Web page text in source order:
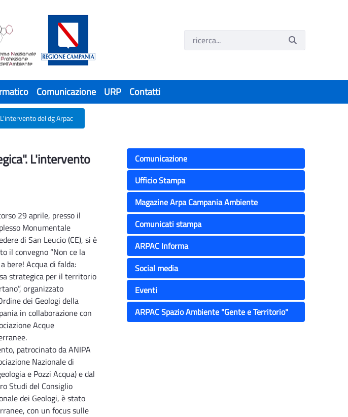
Comunicazione URP Contatti
del dg Arpac
L'intervento del dg Arpac
L'intervento
29 aprile, presso il
Monumentale
di San Leucio (CE), si è
il convegno “Non ce la
bere! Acqua di falda:
strategica per il territorio
organizzato
dei Geologi della
in collaborazione con
Acque
patrocinato da ANIPA
Nazionale di
e Pozzi Acqua) e dal
Studi del Consiglio
dei Geologi, è stato
con un focus sulle
Comunicazione
Ufficio Stampa
Magazine Arpa Campania Ambiente
Comunicati stampa
ARPAC Informa
Social media
Eventi
ARPAC Spazio Ambiente "Gente e Territorio"